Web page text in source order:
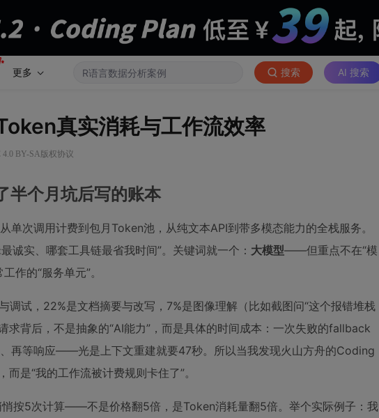
更多 搜索 AI 搜索
真实消耗与工作流效率
BY-SA版权协议
半个月坑后写的账本
次调用计费到包月Token池，从纯文本API到带多模态能力的全栈服务。
诚实、哪套工具链最省我时间”。关键词就一个： 大模型——但重点不在“模
作的“服务单元”。
试，22%是文档摘要与改写，7%是图像理解（比如截图问“这个报错堆栈
求背后，不是抽象的“AI能力”，而是具体的时间成本：一次失败的fallback
再等响应——光是上下文重建就要47秒。所以当我发现火山方舟的Coding
是“我的工作流被计费规则卡住了”。
按5次计算——不是价格翻5倍，是Token消耗量翻5倍。举个实际例子：我